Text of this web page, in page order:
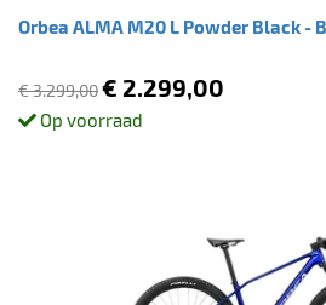
Orbea ALMA M20 L Powder Black -
€ 3.299,00€ 2.299,00
Op voorraad